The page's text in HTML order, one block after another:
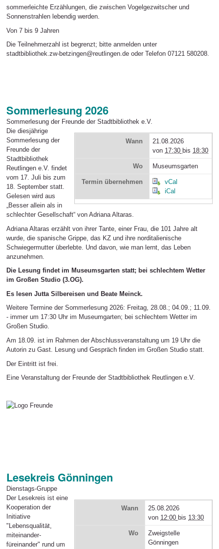
sommerleichte Erzählungen, die zwischen Vogelgezwitscher und
Sonnenstrahlen lebendig werden.
Von 7 bis 9 Jahren
Die Teilnehmerzahl ist begrenzt; bitte anmelden unter
stadtbibliothek.zw-betzingen@reutlingen.de oder Telefon 07121 580208.
Sommerlesung 2026
Sommerlesung der Freunde der Stadtbibliothek e.V.
Wann
21.08.2026
von 17:30 bis 18:30
Wo Museumsgarten
Termin übernehmen
vCal
iCal
Die diesjährige
Sommerlesung der
Freunde der
Stadtbibliothek
Reutlingen e.V. findet
vom 17. Juli bis zum
18. September statt.
Gelesen wird aus
„Besser allein als in
schlechter Gesellschaft“ von Adriana Altaras.
Adriana Altaras erzählt von ihrer Tante, einer Frau, die 101 Jahre alt
wurde, die spanische Grippe, das KZ und ihre norditalienische
Schwiegermutter überlebte. Und davon, wie man lernt, das Leben
anzunehmen.
Die Lesung findet im Museumsgarten statt; bei schlechtem Wetter
im Großen Studio (3.OG).
Es lesen Jutta Silbereisen und Beate Meinck.
Weitere Termine der Sommerlesung 2026: Freitag, 28.08.; 04.09.; 11.09.
- immer um 17:30 Uhr im Museumgarten; bei schlechtem Wetter im
Großen Studio.
Am 18.09. ist im Rahmen der Abschlussveranstaltung um 19 Uhr die
Autorin zu Gast. Lesung und Gespräch finden im Großen Studio statt.
Der Eintritt ist frei.
Eine Veranstaltung der Freunde der Stadtbibliothek Reutlingen e.V.
Lesekreis Gönningen
Dienstags-Gruppe
Wann
25.08.2026
von 12:00 bis 13:30
Wo
Zweigstelle
Gönningen
Der Lesekreis ist eine
Kooperation der
Initiative
"Lebensqualität,
miteinander-
füreinander" rund um